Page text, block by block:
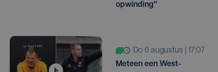
opwinding"
do 6 augustus | 17:07
Meteen een West-